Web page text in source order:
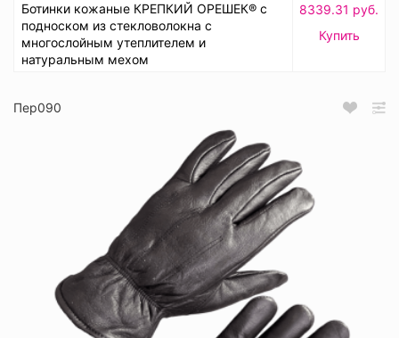
Ботинки кожаные КРЕПКИЙ ОРЕШЕК® с
подноском из стекловолокна с
многослойным утеплителем и
натуральным мехом
8339.31 руб.
Купить
Пер090